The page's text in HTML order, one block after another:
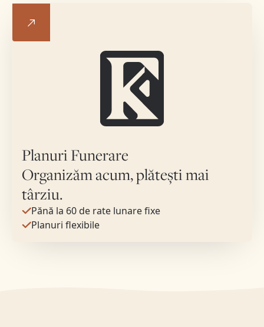
Planuri Funerare
Organizăm acum, plătești mai
târziu.
Pănă la 60 de rate lunare fixe
Planuri flexibile